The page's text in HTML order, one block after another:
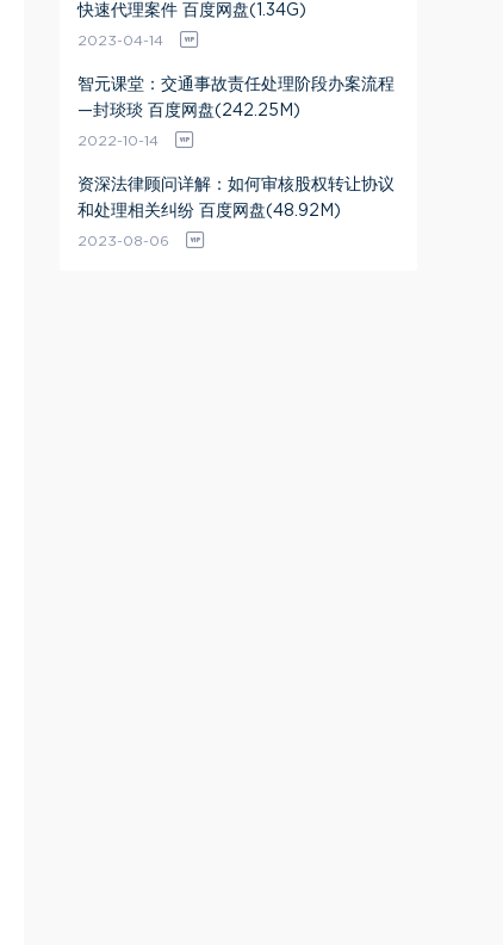
快速代理案件 百度网盘(1.34G)
2023-04-14
智元课堂：交通事故责任处理阶段办案流程
—封琰琰 百度网盘(242.25M)
2022-10-14
资深法律顾问详解：如何审核股权转让协议
和处理相关纠纷 百度网盘(48.92M)
2023-08-06